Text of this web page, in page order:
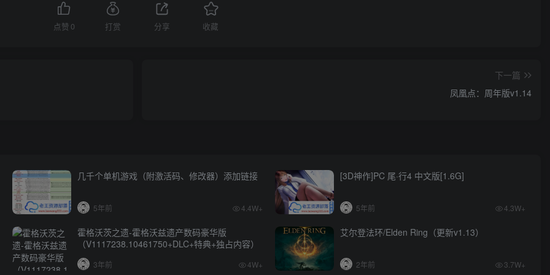
点赞 0 打赏 分享 收藏
下一篇
凤凰点：周年版v1.14
几千个单机游戏（附激活码、修改器）添加链接
5年前 4.4W+
[3D神作]PC 尾·行4 中文版[1.6G]
5年前 4.3W+
霍格沃茨之遗-霍格沃兹遗产数码豪华版
（V1117238.10461750+DLC+特典+独占内容）
3年前 4W+
艾尔登法环/Elden Ring（更新v1.13）
2年前 3.7W+